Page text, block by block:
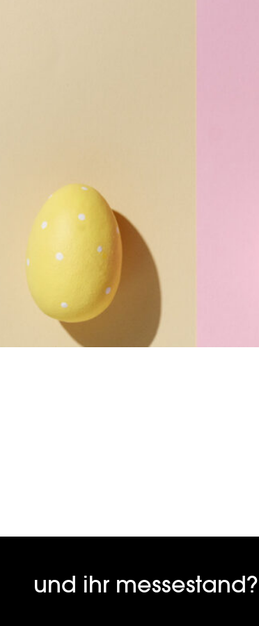
und ihr messestand?